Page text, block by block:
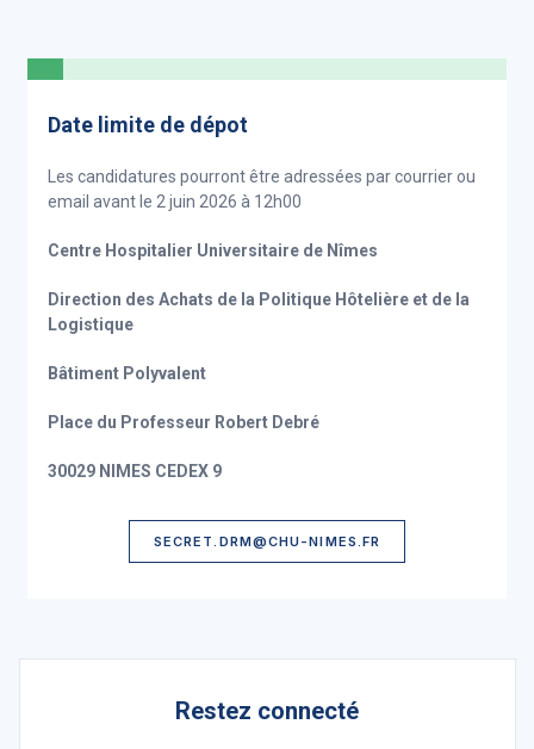
Date limite de dépot
Les candidatures pourront être adressées par courrier ou
email avant le 2 juin 2026 à 12h00
Centre Hospitalier Universitaire de Nîmes
Direction des Achats de la Politique Hôtelière et de la
Logistique
Bâtiment Polyvalent
Place du Professeur Robert Debré
30029 NIMES CEDEX 9
SECRET.DRM@CHU-NIMES.FR
Restez connecté